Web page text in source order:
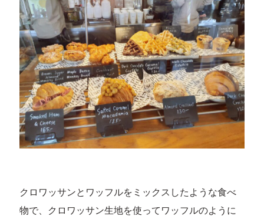
クロワッサンとワッフルをミックスしたような食べ
物で、クロワッサン生地を使ってワッフルのように